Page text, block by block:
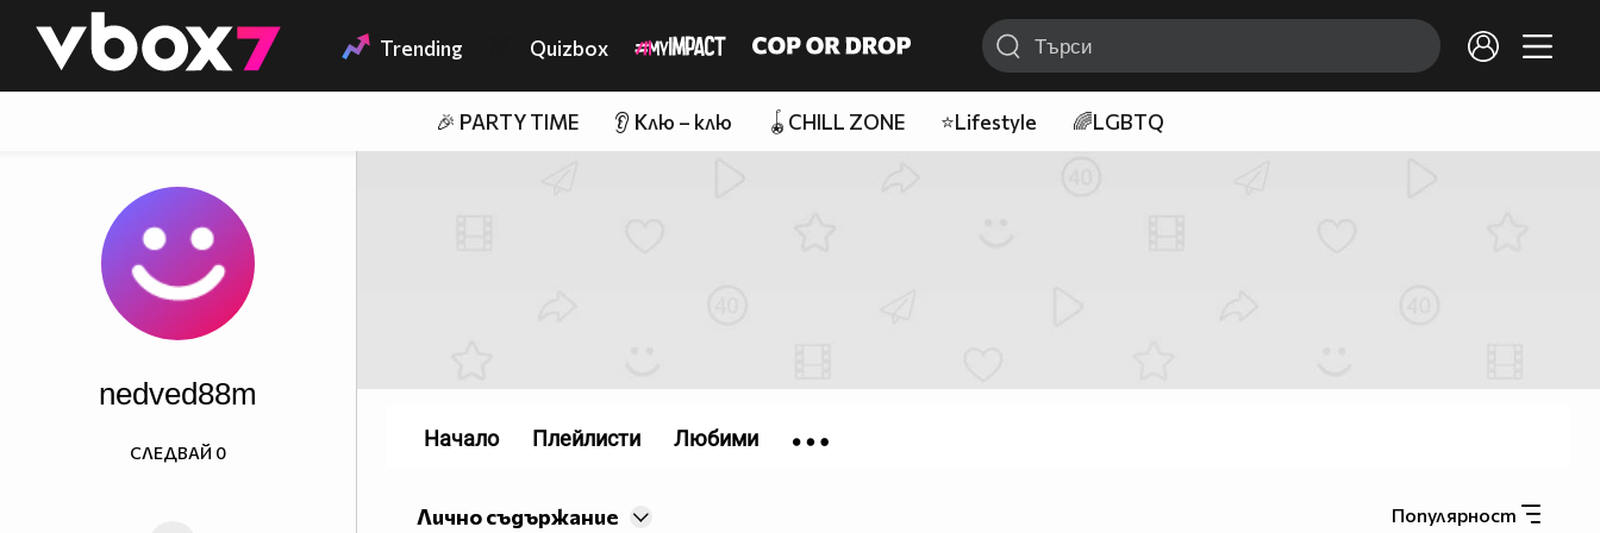
👾 Trending Quizbox
🎉 PARTY TIME 👂 Клю – клю 🪀CHILL ZONE ⭐Lifestyle 🌈LGBTQ
nedved88m
СЛЕДВАЙ 0
Популярност
Лично съдържание
Начало Плейлисти Любими